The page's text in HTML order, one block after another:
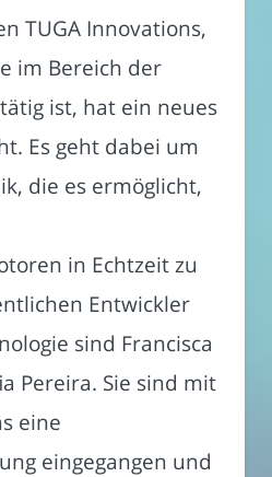
TUGA Innovations,
im Bereich der
ist, hat ein neues
Es geht dabei um
die es ermöglicht,
in Echtzeit zu
Entwickler
sind Francisca
Pereira. Sie sind mit
eine
eingegangen und